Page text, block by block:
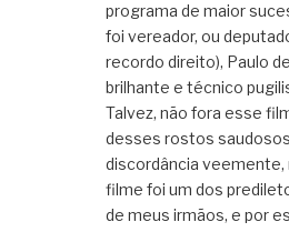
programa de maior
foi vereador, ou
recordo direito), Paulo
brilhante e técnico
Talvez, não fora esse
desses rostos
discordância veemente,
filme foi um dos
de meus irmãos, e por